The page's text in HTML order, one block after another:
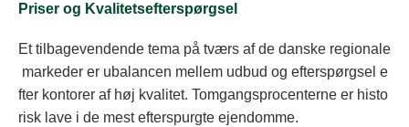
Priser og Kvalitetsefterspørgsel
Et tilbagevendende tema på tværs af de danske regionale
markeder er ubalancen mellem udbud og efterspørgsel e
fter kontorer af høj kvalitet. Tomgangsprocenterne er histo
risk lave i de mest efterspurgte ejendomme.